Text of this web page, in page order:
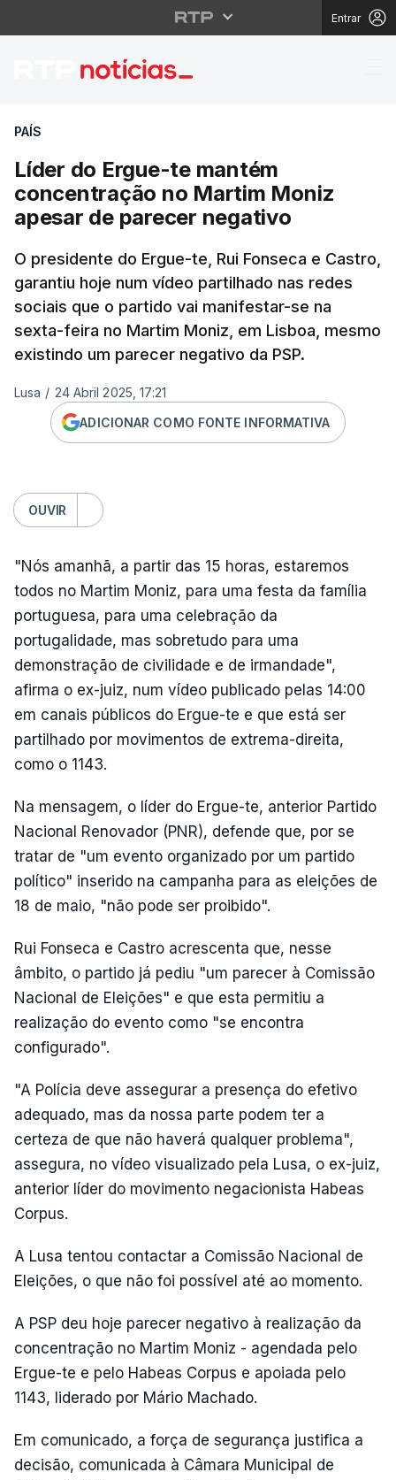
Entrar
Líder do Ergue-te
PAÍS
Líder do Ergue-te mantém
concentração no Martim Moniz
apesar de parecer negativo
O presidente do Ergue-te, Rui Fonseca e Castro,
garantiu hoje num vídeo partilhado nas redes
sociais que o partido vai manifestar-se na
sexta-feira no Martim Moniz, em Lisboa, mesmo
existindo um parecer negativo da PSP.
Lusa / 24 Abril 2025, 17:21
ADICIONAR COMO FONTE INFORMATIVA
OUVIR
"Nós amanhã, a partir das 15 horas, estaremos
todos no Martim Moniz, para uma festa da família
portuguesa, para uma celebração da
portugalidade, mas sobretudo para uma
demonstração de civilidade e de irmandade",
afirma o ex-juiz, num vídeo publicado pelas 14:00
em canais públicos do Ergue-te e que está ser
partilhado por movimentos de extrema-direita,
como o 1143.
Na mensagem, o líder do Ergue-te, anterior Partido
Nacional Renovador (PNR), defende que, por se
tratar de "um evento organizado por um partido
político" inserido na campanha para as eleições de
18 de maio, "não pode ser proibido".
Rui Fonseca e Castro acrescenta que, nesse
âmbito, o partido já pediu "um parecer à Comissão
Nacional de Eleições" e que esta permitiu a
realização do evento como "se encontra
configurado".
"A Polícia deve assegurar a presença do efetivo
adequado, mas da nossa parte podem ter a
certeza de que não haverá qualquer problema",
assegura, no vídeo visualizado pela Lusa, o ex-juiz,
anterior líder do movimento negacionista Habeas
Corpus.
A Lusa tentou contactar a Comissão Nacional de
Eleições, o que não foi possível até ao momento.
A PSP deu hoje parecer negativo à realização da
concentração no Martim Moniz - agendada pelo
Ergue-te e pelo Habeas Corpus e apoiada pelo
1143, liderado por Mário Machado.
Em comunicado, a força de segurança justifica a
decisão, comunicada à Câmara Municipal de